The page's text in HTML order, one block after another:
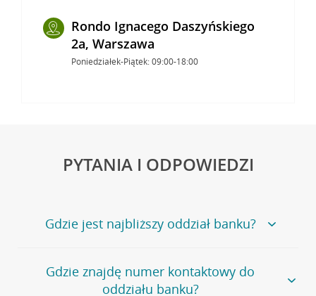
Rondo Ignacego Daszyńskiego
2a, Warszawa
Poniedziałek-Piątek: 09:00-18:00
PYTANIA I ODPOWIEDZI
Gdzie jest najbliższy oddział banku?
Jeśli szukasz oddziału naszego banku, zapraszamy na
stronęPlacówki i bankomaty, na której znajduje się
wygodna wyszukiwarka.
Gdzie znajdę numer kontaktowy do
oddziału banku?